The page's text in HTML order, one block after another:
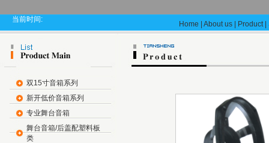
当前时间:
Home About us Product|
双15寸音箱系列
新开低价音箱系列
专业舞台音箱
舞台音箱/后盖配塑料板
类